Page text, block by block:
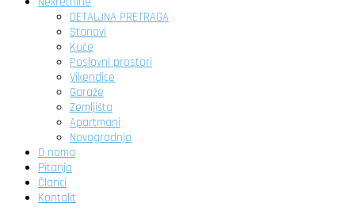
DETALJNA PRETRAGA
Stanovi
Kuće
Poslovni prostori
Vikendice
Garaže
Zemljišta
Apartmani
Novogradnja
O nama
Pitanja
Članci
Kontakt